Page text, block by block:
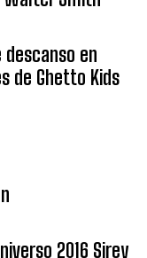
en
de Ghetto Kids
2016 Sirey